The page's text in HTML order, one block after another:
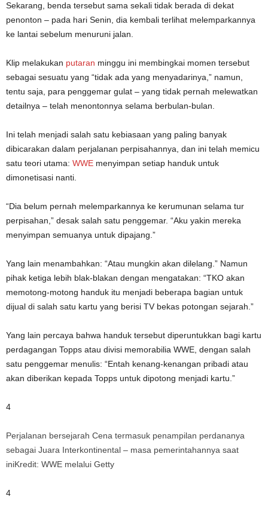
Sekarang, benda tersebut sama sekali tidak berada di dekat
penonton – pada hari Senin, dia kembali terlihat melemparkannya
ke lantai sebelum menuruni jalan.
Klip melakukan putaran minggu ini membingkai momen tersebut
sebagai sesuatu yang “tidak ada yang menyadarinya,” namun,
tentu saja, para penggemar gulat – yang tidak pernah melewatkan
detailnya – telah menontonnya selama berbulan-bulan.
Ini telah menjadi salah satu kebiasaan yang paling banyak
dibicarakan dalam perjalanan perpisahannya, dan ini telah memicu
satu teori utama: WWE menyimpan setiap handuk untuk
dimonetisasi nanti.
“Dia belum pernah melemparkannya ke kerumunan selama tur
perpisahan,” desak salah satu penggemar. “Aku yakin mereka
menyimpan semuanya untuk dipajang.”
Yang lain menambahkan: “Atau mungkin akan dilelang.” Namun
pihak ketiga lebih blak-blakan dengan mengatakan: “TKO akan
memotong-motong handuk itu menjadi beberapa bagian untuk
dijual di salah satu kartu yang berisi TV bekas potongan sejarah.”
Yang lain percaya bahwa handuk tersebut diperuntukkan bagi kartu
perdagangan Topps atau divisi memorabilia WWE, dengan salah
satu penggemar menulis: “Entah kenang-kenangan pribadi atau
akan diberikan kepada Topps untuk dipotong menjadi kartu.”
4
Perjalanan bersejarah Cena termasuk penampilan perdananya
sebagai Juara Interkontinental – masa pemerintahannya saat
iniKredit: WWE melalui Getty
4